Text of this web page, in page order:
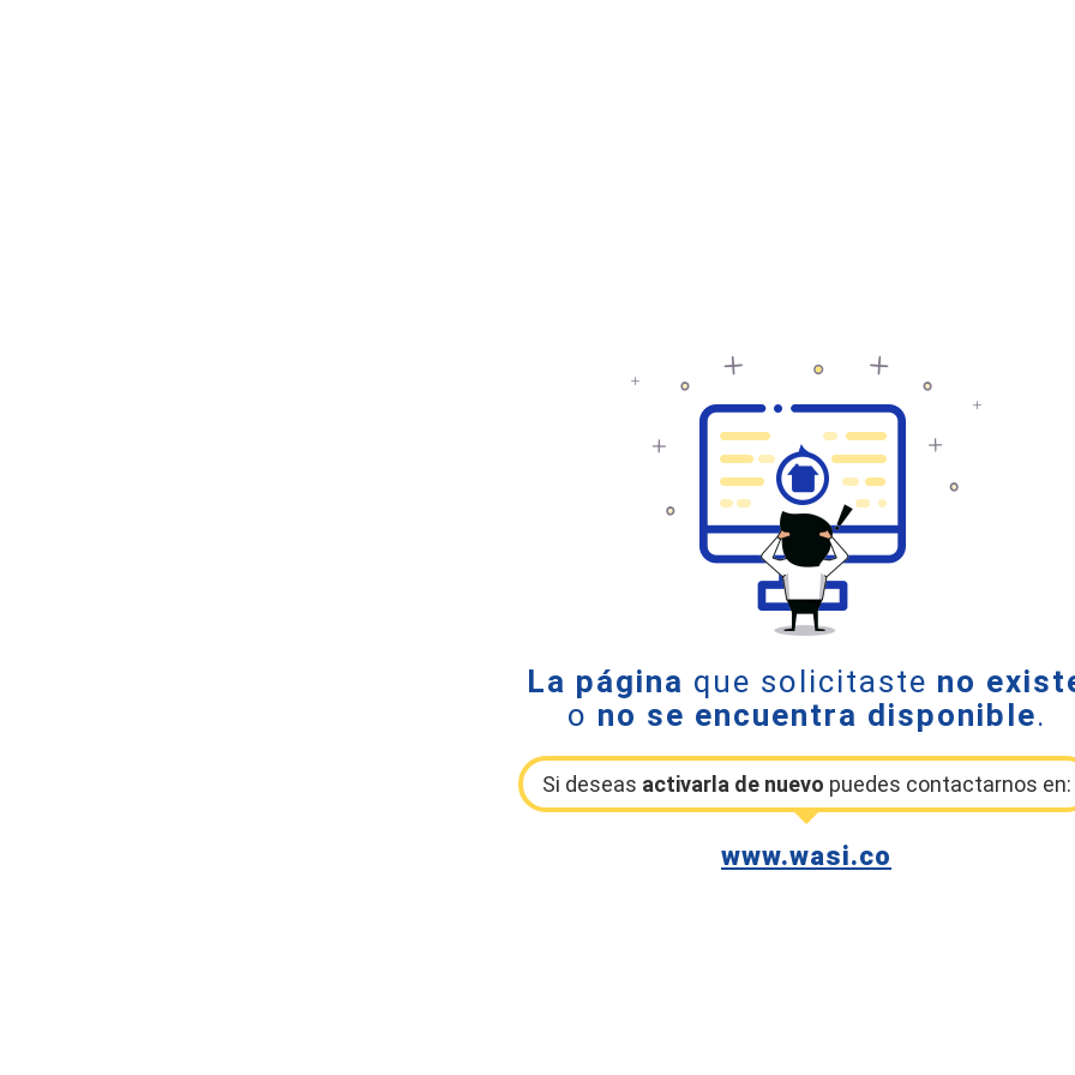
La página que solicitaste no
o no se encuentra disponible.
Si deseas activarla de nuevo puedes contactarnos en:
www.wasi.co